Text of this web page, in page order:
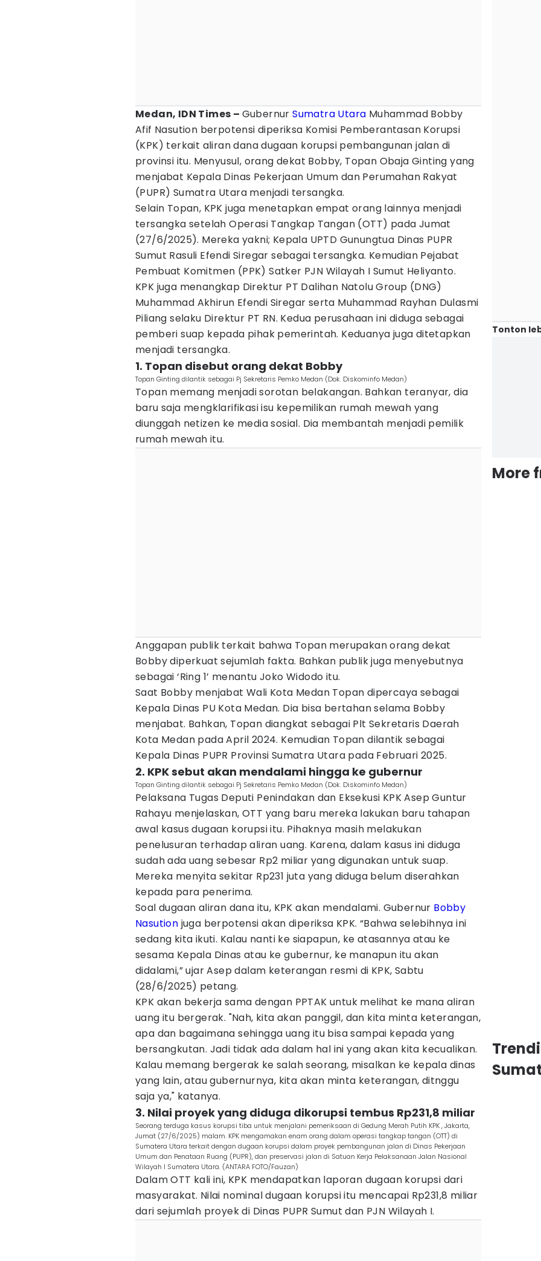
Medan, IDN Times – GubernurSumatra Utara Muhammad Bobby
Afif Nasution berpotensi diperiksa Komisi Pemberantasan Korupsi
(KPK) terkait aliran dana dugaan korupsi pembangunan jalan di
provinsi itu. Menyusul, orang dekat Bobby, Topan Obaja Ginting yang
menjabat Kepala Dinas Pekerjaan Umum dan Perumahan Rakyat
(PUPR) Sumatra Utara menjadi tersangka.
Selain Topan, KPK juga menetapkan empat orang lainnya menjadi
tersangka setelah Operasi Tangkap Tangan (OTT) pada Jumat
(27/6/2025). Mereka yakni; Kepala UPTD Gunungtua Dinas PUPR
Sumut Rasuli Efendi Siregar sebagai tersangka. Kemudian Pejabat
Pembuat Komitmen (PPK) Satker PJN Wilayah I Sumut Heliyanto.
KPK juga menangkap Direktur PT Dalihan Natolu Group (DNG)
Muhammad Akhirun Efendi Siregar serta Muhammad Rayhan Dulasmi
Piliang selaku Direktur PT RN. Kedua perusahaan ini diduga sebagai
pemberi suap kepada pihak pemerintah. Keduanya juga ditetapkan
menjadi tersangka.
1. Topan disebut orang dekat Bobby
Topan Ginting dilantik sebagai Pj Sekretaris Pemko Medan (Dok. Diskominfo Medan)
Topan memang menjadi sorotan belakangan. Bahkan teranyar, dia
baru saja mengklarifikasi isu kepemilikan rumah mewah yang
diunggah netizen ke media sosial. Dia membantah menjadi pemilik
rumah mewah itu.
Anggapan publik terkait bahwa Topan merupakan orang dekat
Bobby diperkuat sejumlah fakta. Bahkan publik juga menyebutnya
sebagai ‘Ring 1’ menantu Joko Widodo itu.
Saat Bobby menjabat Wali Kota Medan Topan dipercaya sebagai
Kepala Dinas PU Kota Medan. Dia bisa bertahan selama Bobby
menjabat. Bahkan, Topan diangkat sebagai Plt Sekretaris Daerah
Kota Medan pada April 2024. Kemudian Topan dilantik sebagai
Kepala Dinas PUPR Provinsi Sumatra Utara pada Februari 2025.
2. KPK sebut akan mendalami hingga ke gubernur
Topan Ginting dilantik sebagai Pj Sekretaris Pemko Medan (Dok. Diskominfo Medan)
Pelaksana Tugas Deputi Penindakan dan Eksekusi KPK Asep Guntur
Rahayu menjelaskan, OTT yang baru mereka lakukan baru tahapan
awal kasus dugaan korupsi itu. Pihaknya masih melakukan
penelusuran terhadap aliran uang. Karena, dalam kasus ini diduga
sudah ada uang sebesar Rp2 miliar yang digunakan untuk suap.
Mereka menyita sekitar Rp231 juta yang diduga belum diserahkan
kepada para penerima.
Soal dugaan aliran dana itu, KPK akan mendalami. Gubernur Bobby
Nasution juga berpotensi akan diperiksa KPK. “Bahwa selebihnya ini
sedang kita ikuti. Kalau nanti ke siapapun, ke atasannya atau ke
sesama Kepala Dinas atau ke gubernur, ke manapun itu akan
didalami,” ujar Asep dalam keterangan resmi di KPK, Sabtu
(28/6/2025) petang.
KPK akan bekerja sama dengan PPTAK untuk melihat ke mana aliran
uang itu bergerak. "Nah, kita akan panggil, dan kita minta keterangan,
apa dan bagaimana sehingga uang itu bisa sampai kepada yang
bersangkutan. Jadi tidak ada dalam hal ini yang akan kita kecualikan.
Kalau memang bergerak ke salah seorang, misalkan ke kepala dinas
yang lain, atau gubernurnya, kita akan minta keterangan, ditnggu
saja ya," katanya.
3. Nilai proyek yang diduga dikorupsi tembus Rp231,8 miliar
Seorang terduga kasus korupsi tiba untuk menjalani pemeriksaan di Gedung Merah Putih KPK , Jakarta,
Jumat (27/6/2025) malam. KPK mengamakan enam orang dalam operasi tangkap tangan (OTT) di
Sumatera Utara terkait dengan dugaan korupsi dalam proyek pembangunan jalan di Dinas Pekerjaan
Umum dan Penataan Ruang (PUPR), dan preservasi jalan di Satuan Kerja Pelaksanaan Jalan Nasional
Wilayah I Sumatera Utara. (ANTARA FOTO/Fauzan)
Dalam OTT kali ini, KPK mendapatkan laporan dugaan korupsi dari
masyarakat. Nilai nominal dugaan korupsi itu mencapai Rp231,8 miliar
dari sejumlah proyek di Dinas PUPR Sumut dan PJN Wilayah I.
Tonton
More